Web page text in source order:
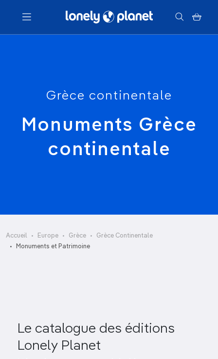
Menu
Grèce continentale
Monuments Grèce
continentale
Accueil Europe Grèce
Grèce Continentale
Monuments et Patrimoine
Musée archéologique de Delphes
Le catalogue des éditions
Lonely Planet